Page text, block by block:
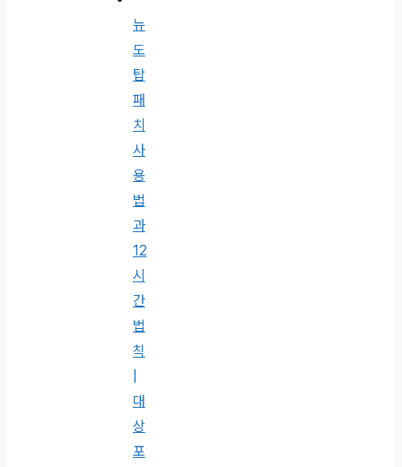
뉴
도
탑
패
치
사
용
법
과
12
시
간
법
칙
대
상
포